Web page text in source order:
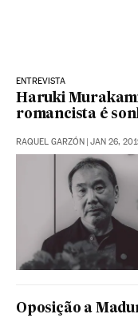
ENTREVISTA
Haruki
romancista é
RAQUEL GARZÓN | JAN 26,
Oposição a